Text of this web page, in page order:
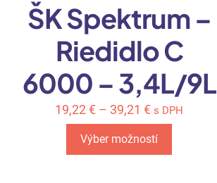
ŠK Spektrum –
Riedidlo C
6000 – 3,4L/9L
19,22€ – 39,21€ s DPH
Výber možností